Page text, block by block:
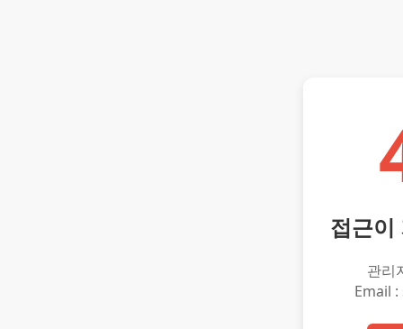
접근이
관리
Email